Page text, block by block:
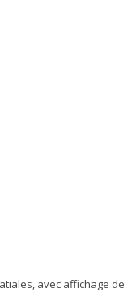
avec affichage de